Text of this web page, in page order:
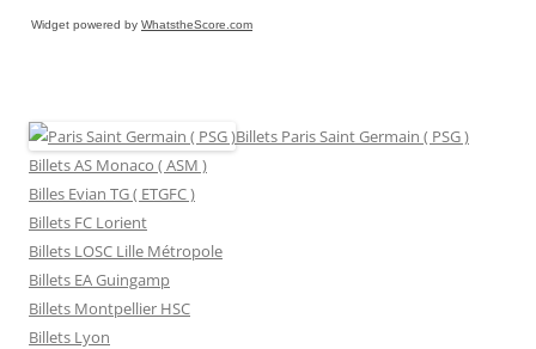
Widget powered by WhatstheScore.com
Billets Paris Saint Germain ( PSG )
Billets AS Monaco ( ASM )
Billes Evian TG ( ETGFC )
Billets FC Lorient
Billets LOSC Lille Métropole
Billets EA Guingamp
Billets Montpellier HSC
Billets Lyon